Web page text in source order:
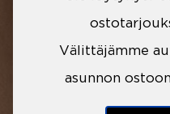
Välittäjämme
asunnon